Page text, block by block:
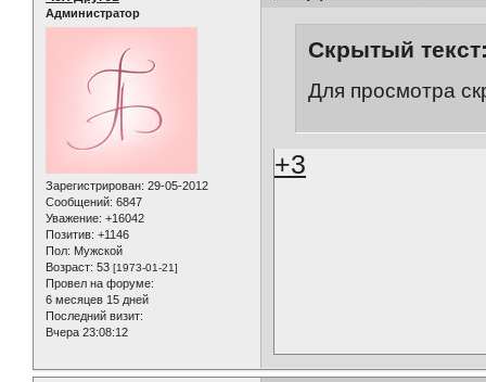
Администратор
Зарегистрирован: 29-05-2012
Сообщений: 6847
Уважение: +16042
Позитив: +1146
Пол: Мужской
Возраст: 53 [1973-01-21]
Провел на форуме:
6 месяцев 15 дней
Последний визит:
Вчера 23:08:12
Скрытый
Для просмотра
+3